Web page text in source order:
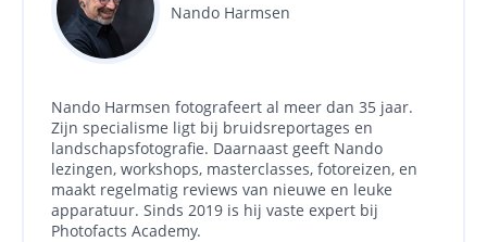
Nando Harmsen
Nando Harmsen fotografeert al meer dan 35 jaar.
Zijn specialisme ligt bij bruidsreportages en
landschapsfotografie. Daarnaast geeft Nando
lezingen, workshops, masterclasses, fotoreizen, en
maakt regelmatig reviews van nieuwe en leuke
apparatuur. Sinds 2019 is hij vaste expert bij
Photofacts Academy.